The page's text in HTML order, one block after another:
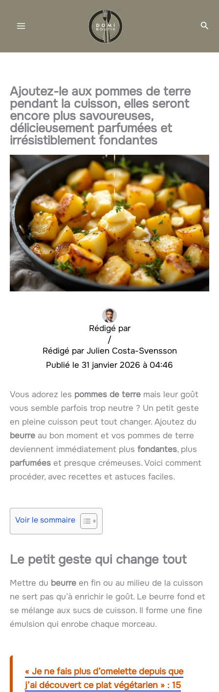
Ajoutez-le aux pommes de terre
pendant la cuisson, elles seront
encore plus savoureuses,
délicieusement parfumées et
irrésistiblement fondantes
Rédigé par
Julien Costa-Svensson
/
31 janvier 2026 à 04:46
Vous adorez les pommes de terre mais leur goût
vous semble parfois trop neutre ? Un petit geste
en pleine cuisson peut tout changer. Ajoutez du
beurre au bon moment et vos pommes de terre
deviennent immédiatement plus fondantes, plus
parfumées et presque crémeuses. Voici comment
procéder, avec recettes et astuces faciles.
Voir le sommaire
Le petit geste qui change tout
Mettre du beurre en fin ou au milieu de la cuisson
ne sert pas qu’à enrichir le goût. Le beurre fond et
se mélange aux sucs de cuisson. Il forme une fine
émulsion qui enrobe chaque morceau.
« Je ne fais plus d’omelette depuis que
j’ai découvert ce plat végétarien » : 15